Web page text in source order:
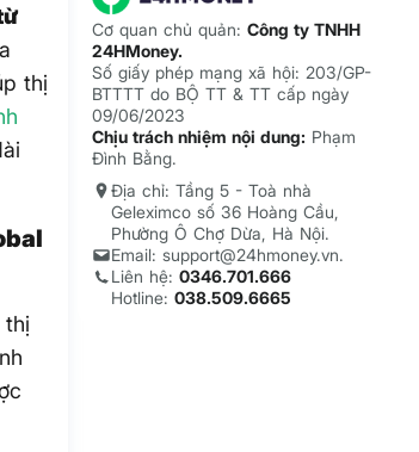
thị
thị
Cơ quan chủ quản:Công ty TNHH
24HMoney.
Số giấy phép mạng xã hội: 203/GP-
BTTTT do BỘ TT & TT cấp ngày
09/06/2023
Chịu trách nhiệm nội dung: Phạm
Đình Bằng.
Địa chỉ: Tầng 5 - Toà nhà
Geleximco số 36 Hoàng Cầu,
Phường Ô Chợ Dừa, Hà Nội.
Email: support@24hmoney.vn.
Liên hệ:0346.701.666
Hotline:038.509.6665